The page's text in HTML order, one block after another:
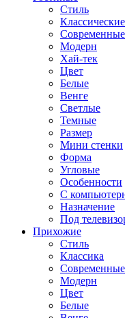
Стиль
Классические
Современные
Модерн
Хай-тек
Цвет
Белые
Венге
Светлые
Темные
Размер
Мини стенки
Форма
Угловые
Особенности
С
Назначение
Под
Прихожие
Стиль
Классика
Современные
Модерн
Цвет
Белые